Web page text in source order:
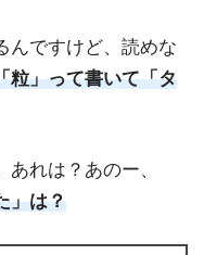
んですけど、読めな
粒」って書いて「タ
れは？あのー、
」は？